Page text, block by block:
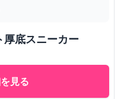
厚底スニーカー
見る